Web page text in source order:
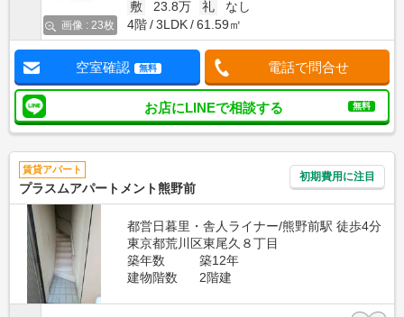
画像 : 23枚
敷
23.8万 礼
なし
4階
3LDK 61.59㎡
空室確認 無料 電話で問合せ
お店にLINEで相談する 無料
賃貸アパート
プラスムアパートメント熊野前
初期費用に注目
都営日暮里・舎人ライナー/熊野前駅 徒歩4分
東京都荒川区東尾久８丁目
築年数
築12年
建物階数
2階建